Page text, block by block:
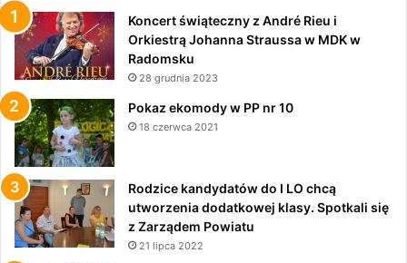
Koncert świąteczny z André Rieu i
Orkiestrą Johanna Straussa w MDK w
Radomsku
28 grudnia 2023
Pokaz ekomody w PP nr 10
18 czerwca 2021
Rodzice kandydatów do I LO chcą
utworzenia dodatkowej klasy. Spotkali się
z Zarządem Powiatu
21 lipca 2022